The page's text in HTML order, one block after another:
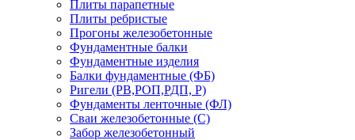
Плиты парапетные
Плиты ребристые
Прогоны железобетонные
Фундаментные балки
Фундаментные изделия
Балки фундаментные (ФБ)
Ригели (РВ,РОП,РДП, Р)
Фундаменты ленточные (ФЛ)
Сваи железобетонные (С)
Забор железобетонный